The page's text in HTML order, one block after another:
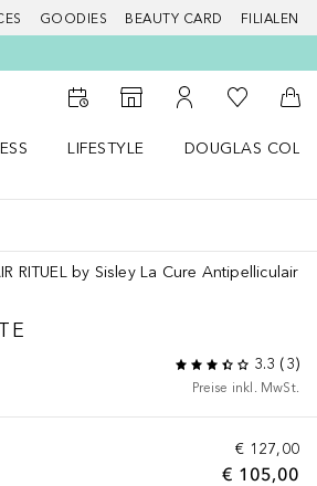
GOODIES BEAUTY CARD FILIALEN
Zum Storefinder
Zu Meinem
Zu Meiner
LIFESTYLE
DOUGLAS
RITUEL by Sisley La Cure Antipelliculaire
3.3 (3)
Preise inkl. MwSt.
€ 127,00
€ 105,00